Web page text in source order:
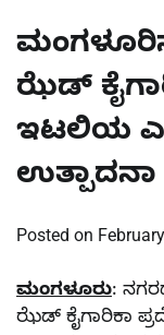
ಝೆಡ್
ಇಟಲಿಯ
Posted on
ಮಂಗಳೂರು:
ಝೆಡ್ ಕೈಗಾರಿಕಾ